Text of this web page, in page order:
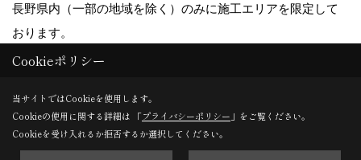
長野県内（一部の地域を除く）のみに施工エリアを限定して
おります。
Copyright (c) ForestCorporation. All Rights Reserved.
Cookieポリシー
当サイトではCookieを使用します。
Cookieの使用に関する詳細は 「プライバシーポリシー 」をご覧ください。
Cookieを受け入れるか拒否するか選択してください。